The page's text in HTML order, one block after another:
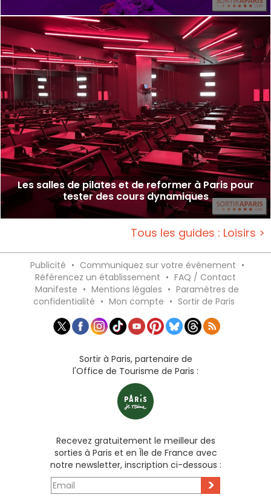
Les salles de pilates et de reformer à Paris pour
tester des cours dynamiques
Tous les guides : Loisirs >
Publicité • Communiquez sur votre événement •
Référencez un établissement • FAQ / Contact
Manifeste • Mentions légales • Paramètres de
confidentialité • Mon compte • Sortir de Paris
Sortir à Paris, partenaire de
l'Office de Tourisme de Paris :
Recevez gratuitement le meilleur des
sorties à Paris et en Île de France avec
notre newsletter, inscription ci-dessous :
>